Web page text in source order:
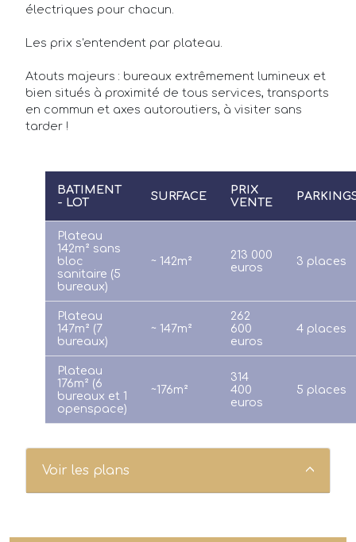
électriques pour chacun.
Les prix s'entendent par plateau.
Atouts majeurs : bureaux extrêmement lumineux et
bien situés à proximité de tous services, transports
en commun et axes autoroutiers, à visiter sans
tarder !
BATIMENT
- LOT
SURFACE
PRIX
VENTE
Plateau
142m² sans
bloc
sanitaire (5
bureaux)
~ 142m²
213 000
euros
3 places
Plateau
147m² (7
bureaux)
~ 147m²
262
600
euros
4 places
Plateau
176m² (6
bureaux et 1
openspace)
~176m²
314
400
euros
5 places
Voir les plans